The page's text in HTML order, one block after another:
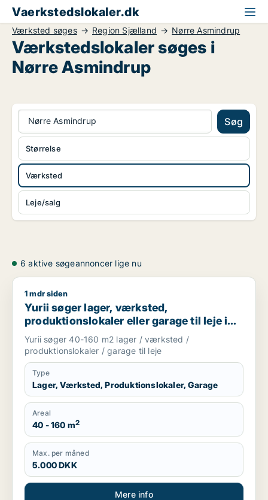
Vaerkstedslokaler.dk
Værksted søges Region Sjælland Nørre Asmindrup
Værkstedslokaler søges i
Nørre Asmindrup
Nørre Asmindrup Søg
Værksted
Leje/salg
Størrelse
6 aktive søgeannoncer lige nu
Yurii søger lager, værksted, produktionslokaler eller garage
1 mdr siden
Yurii søger lager, værksted,
produktionslokaler eller garage til leje i
Region Sjælland
Yurii søger 40-160 m2 lager / værksted /
produktionslokaler / garage til leje
Type
Lager, Værksted, Produktionslokaler, Garage
Areal
40 - 160 m2
Max. per måned
5.000 DKK
Mere info